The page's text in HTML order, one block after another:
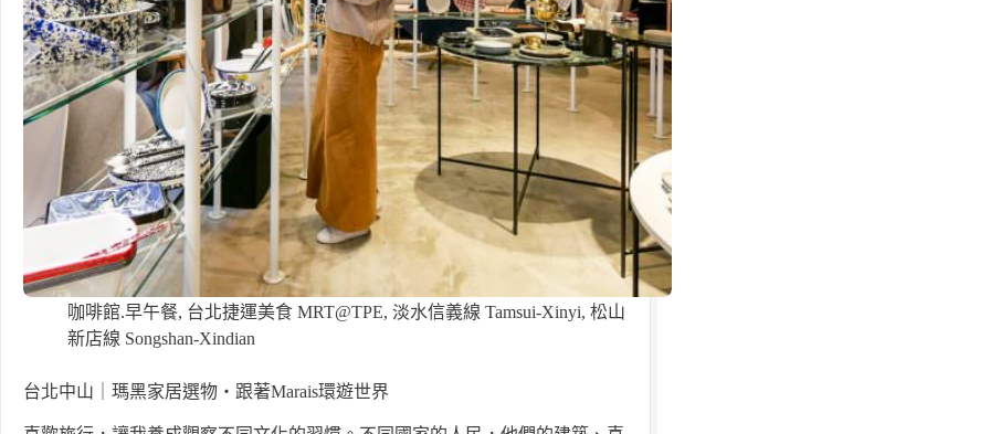
咖啡館.早午餐, 台北捷運美食 MRT@TPE, 淡水信義線 Tamsui-Xinyi, 松山
新店線 Songshan-Xindian
台北中山｜瑪黑家居選物・跟著Marais環遊世界